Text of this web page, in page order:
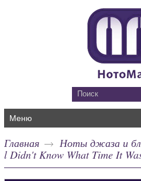
Меню
Главная
Ноты джаза и
l Didn't Know What Time It